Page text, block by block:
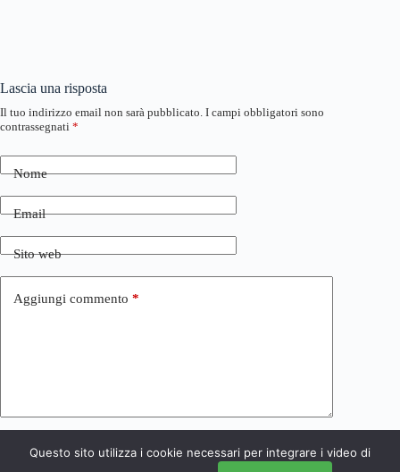
Lascia una risposta
Il tuo indirizzo email non sarà pubblicato. I campi obbligatori sono
contrassegnati *
Nome
Email
Sito web
Aggiungi commento *
Invia commento
Questo sito utilizza i cookie necessari per integrare i video di